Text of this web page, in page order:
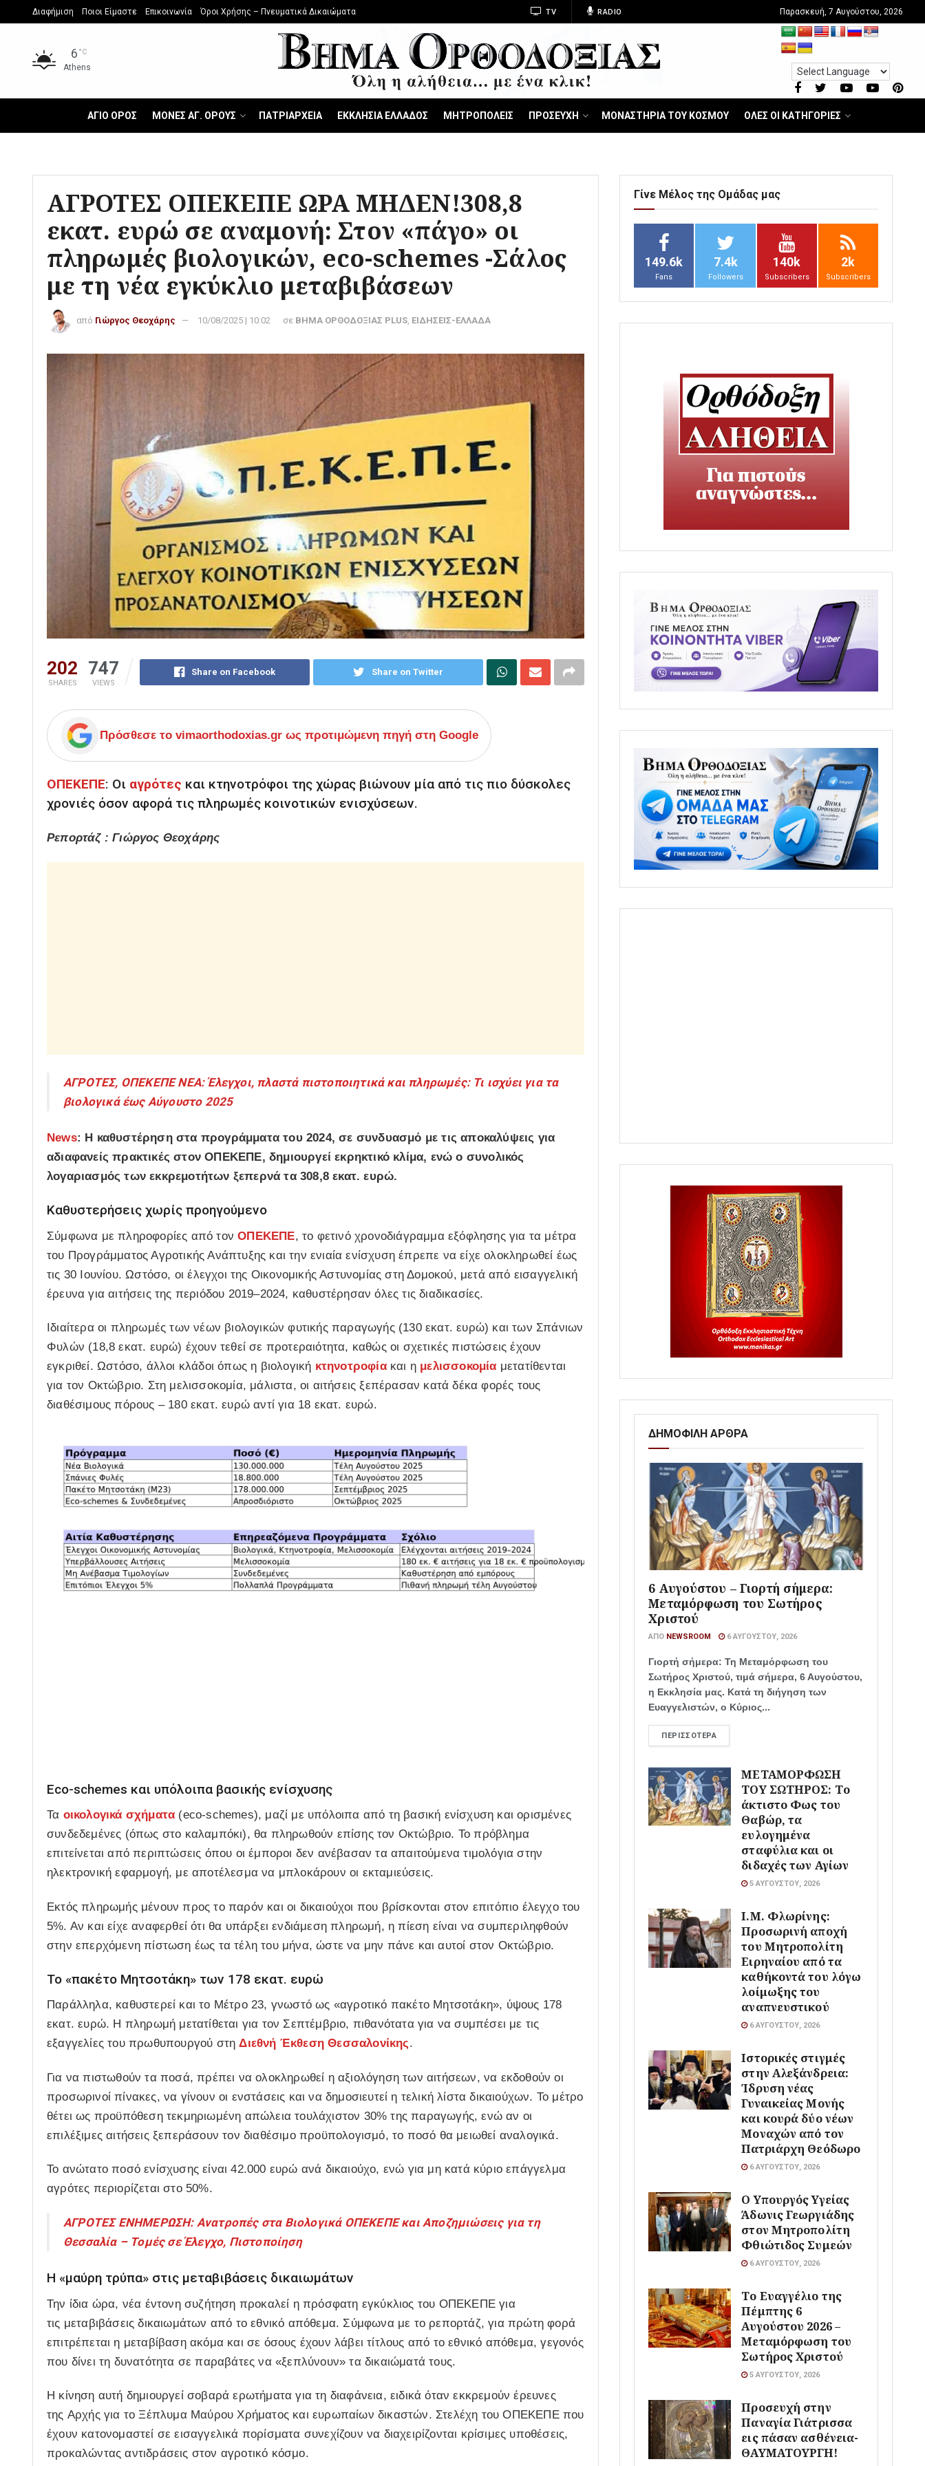
Διαφήμιση Ποιοι Είμαστε Επικοινωνία Όροι Χρήσης – Πνευματικά Δικαιώματα TV RADIO Παρασκευή, 7 Αυγούστου, 2026
6 °C
Athens
ΑΓΙΟ ΟΡΟΣ ΜΟΝΕΣ ΑΓ. ΟΡΟΥΣ ΠΑΤΡΙΑΡΧΕΙΑ ΕΚΚΛΗΣΙΑ ΕΛΛΑΔΟΣ ΜΗΤΡΟΠΟΛΕΙΣ ΠΡΟΣΕΥΧΗ ΜΟΝΑΣΤΗΡΙΑ ΤΟΥ ΚΟΣΜΟΥ ΟΛΕΣ ΟΙ ΚΑΤΗΓΟΡΙΕΣ
ΑΓΡΟΤΕΣ ΟΠΕΚΕΠΕ ΩΡΑ ΜΗΔΕΝ!308,8
εκατ. ευρώ σε αναμονή: Στον «πάγο» οι
πληρωμές βιολογικών, eco-schemes -Σάλος
με τη νέα εγκύκλιο μεταβιβάσεων
από Γιώργος Θεοχάρης 10/08/2025 | 10:02 σε ΒΗΜΑ ΟΡΘΟΔΟΞΙΑΣ PLUS ΕΙΔΗΣΕΙΣ-ΕΛΛΑΔΑ
202
SHARES
747
VIEWS
Share on Facebook Share on Twitter
Πρόσθεσε το vimaorthodoxias.gr ως προτιμώμενη πηγή στη Google
ΟΠΕΚΕΠΕ: Οι αγρότες και κτηνοτρόφοι της χώρας βιώνουν μία από τις πιο δύσκολες
χρονιές όσον αφορά τις πληρωμές κοινοτικών ενισχύσεων.
Ρεπορτάζ : Γιώργος Θεοχάρης
ΑΓΡΟΤΕΣ, ΟΠΕΚΕΠΕ ΝΕΑ: Έλεγχοι, πλαστά πιστοποιητικά και πληρωμές: Τι ισχύει για τα
βιολογικά έως Αύγουστο 2025
News: Η καθυστέρηση στα προγράμματα του 2024, σε συνδυασμό με τις αποκαλύψεις για
αδιαφανείς πρακτικές στον ΟΠΕΚΕΠΕ, δημιουργεί εκρηκτικό κλίμα, ενώ ο συνολικός
λογαριασμός των εκκρεμοτήτων ξεπερνά τα308,8 εκατ. ευρώ.
Καθυστερήσεις χωρίς προηγούμενο
Σύμφωνα με πληροφορίες από τονΟΠΕΚΕΠΕ, το φετινό χρονοδιάγραμμα εξόφλησης για τα μέτρα
του Προγράμματος Αγροτικής Ανάπτυξης και την ενιαία ενίσχυση έπρεπε να είχε ολοκληρωθεί έως
τις 30 Ιουνίου. Ωστόσο, οι έλεγχοι της Οικονομικής Αστυνομίας στη Δομοκού, μετά από εισαγγελική
έρευνα για αιτήσεις της περιόδου 2019–2024, καθυστέρησαν όλες τις διαδικασίες.
Ιδιαίτερα οι πληρωμές τωννέων βιολογικών φυτικής παραγωγής (130 εκατ. ευρώ) και των Σπάνιων
Φυλών (18,8 εκατ. ευρώ) έχουν τεθεί σε προτεραιότητα, καθώς οι σχετικές πιστώσεις έχουν
εγκριθεί. Ωστόσο, άλλοι κλάδοι όπως η βιολογική κτηνοτροφίακαι η μελισσοκομία μετατίθενται
για τον Οκτώβριο. Στη μελισσοκομία, μάλιστα, οι αιτήσεις ξεπέρασαν κατά δέκα φορές τους
διαθέσιμους πόρους – 180 εκατ. ευρώ αντί για 18 εκατ. ευρώ.
Eco-schemes και υπόλοιπα βασικής ενίσχυσης
Τα οικολογικά σχήματα (eco-schemes), μαζί με υπόλοιπα από τη βασική ενίσχυση και ορισμένες
συνδεδεμένες (όπως στο καλαμπόκι), θα πληρωθούν επίσης τον Οκτώβριο. Το πρόβλημα
επιτείνεται από περιπτώσεις όπου οι έμποροι δεν ανέβασαν τα απαιτούμενα τιμολόγια στην
ηλεκτρονική εφαρμογή, με αποτέλεσμα να μπλοκάρουν οι εκταμιεύσεις.
Εκτός πληρωμής μένουν προς το παρόν και οι δικαιούχοι που βρίσκονται στον επιτόπιο έλεγχο του
5%. Αν και είχε αναφερθεί ότι θα υπάρξει ενδιάμεση πληρωμή, η πίεση είναι να συμπεριληφθούν
στην επερχόμενη πίστωση έως τα τέλη του μήνα, ώστε να μην πάνε και αυτοί στον Οκτώβριο.
Το «πακέτο Μητσοτάκη» των 178 εκατ. ευρώ
Παράλληλα, καθυστερεί και το Μέτρο 23, γνωστό ως «αγροτικό πακέτο Μητσοτάκη», ύψους 178
εκατ. ευρώ. Η πληρωμή μετατίθεται για τον Σεπτέμβριο, πιθανότατα για να συμπέσει με τις
εξαγγελίες του πρωθυπουργού στηΔιεθνή Έκθεση Θεσσαλονίκης.
Για να πιστωθούν τα ποσά, πρέπει να ολοκληρωθεί η αξιολόγηση των αιτήσεων, να εκδοθούν οι
προσωρινοί πίνακες, να γίνουν οι ενστάσεις και να δημοσιευτεί η τελική λίστα δικαιούχων. Το μέτρο
θέτει ως προϋπόθεση τεκμηριωμένη απώλεια τουλάχιστον 30% της παραγωγής, ενώ αν οι
επιλέξιμες αιτήσεις ξεπεράσουν τον διαθέσιμο προϋπολογισμό, το ποσό θα μειωθεί αναλογικά.
Το ανώτατο ποσό ενίσχυσης είναι42.000 ευρώ ανά δικαιούχο, ενώ για μη κατά κύριο επάγγελμα
αγρότες περιορίζεται στο 50%.
ΑΓΡΟΤΕΣ ΕΝΗΜΕΡΩΣΗ: Ανατροπές στα Βιολογικά ΟΠΕΚΕΠΕ και Αποζημιώσεις για τη
Θεσσαλία – Τομές σε Έλεγχο, Πιστοποίηση
Η «μαύρη τρύπα» στις μεταβιβάσεις δικαιωμάτων
Την ίδια ώρα, νέα έντονη συζήτηση προκαλεί η πρόσφατη εγκύκλιος του ΟΠΕΚΕΠΕ για
τις μεταβιβάσεις δικαιωμάτων από το εθνικό απόθεμα. Σύμφωνα με το ρεπορτάζ, για πρώτη φορά
επιτρέπεται η μεταβίβαση ακόμα και σε όσους έχουν λάβει τίτλους από το εθνικό απόθεμα, γεγονός
που δίνει τη δυνατότητα σε παραβάτες να «ξεπλύνουν» τα δικαιώματά τους.
Η κίνηση αυτή δημιουργεί σοβαρά ερωτήματα για τη διαφάνεια, ειδικά όταν εκκρεμούν έρευνες
της Αρχής για το Ξέπλυμα Μαύρου Χρήματος και ευρωπαίων δικαστών. Στελέχη του ΟΠΕΚΕΠΕ που
έχουν κατονομαστεί σε εισαγγελικά πορίσματα συνεχίζουν να διαχειρίζονται κρίσιμες υποθέσεις,
προκαλώντας αντιδράσεις στον αγροτικό κόσμο.
Γίνε Μέλος της Ομάδας μας
149.6k
Fans
7.4k
Followers
140k
Subscribers
2k
Subscribers
ΔΗΜΟΦΙΛΗ ΑΡΘΡΑ
6 Αυγούστου – Γιορτή σήμερα:
Μεταμόρφωση του Σωτήρος
Χριστού
ΑΠΌ NEWSROOM 6 ΑΥΓΟΎΣΤΟΥ, 2026
Γιορτή σήμερα: Τη Μεταμόρφωση του
Σωτήρος Χριστού, τιμά σήμερα, 6 Αυγούστου,
η Εκκλησία μας. Κατά τη διήγηση των
Ευαγγελιστών, ο Κύριος...
ΠΕΡΙΣΣΌΤΕΡΑ
ΜΕΤΑΜΟΡΦΩΣΗ
ΤΟΥ ΣΩΤΗΡΟΣ: Το
άκτιστο Φως του
Θαβώρ, τα
ευλογημένα
σταφύλια και οι
διδαχές των Αγίων
5 ΑΥΓΟΎΣΤΟΥ, 2026
Ι.Μ. Φλωρίνης:
Προσωρινή αποχή
του Μητροπολίτη
Ειρηναίου από τα
καθήκοντά του λόγω
λοίμωξης του
αναπνευστικού
6 ΑΥΓΟΎΣΤΟΥ, 2026
Ιστορικές στιγμές
στην Αλεξάνδρεια:
Ίδρυση νέας
Γυναικείας Μονής
και κουρά δύο νέων
Μοναχών από τον
Πατριάρχη Θεόδωρο
6 ΑΥΓΟΎΣΤΟΥ, 2026
O Υπουργός Υγείας
Άδωνις Γεωργιάδης
στον Μητροπολίτη
Φθιώτιδος Συμεών
6 ΑΥΓΟΎΣΤΟΥ, 2026
Το Ευαγγέλιο της
Πέμπτης 6
Αυγούστου 2026 –
Μεταμόρφωση του
Σωτήρος Χριστού
5 ΑΥΓΟΎΣΤΟΥ, 2026
Προσευχή στην
Παναγία Γιάτρισσα
εις πάσαν ασθένεια-
ΘΑΥΜΑΤΟΥΡΓΗ!